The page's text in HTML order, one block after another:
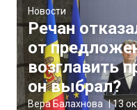
Новости
Речан
от
возглавить
он выбрал?
Вера Балахнова |13